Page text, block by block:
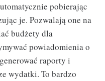
pobierając
je. Pozwalają one na
budżety dla
powiadomienia o
raporty i
wydatki. To bardzo